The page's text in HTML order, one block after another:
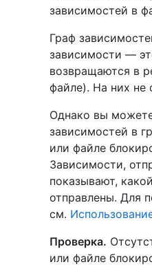
зависимостей в
Граф
зависимости —
возвращаются в
файле). На них не
Однако вы
зависимостей в
или файле
Зависимости,
показывают,
отправлены. Для
см.
Проверка.
или файле